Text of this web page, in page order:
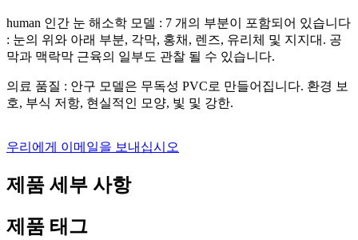
human 인간 눈 해소학 모델 : 7 개의 부분이 포함되어 있습니다
: 눈의 위와 아래 부분, 각막, 홍채, 렌즈, 유리체 및 지지대. 공
막과 맥락막 근육의 일부도 관찰 될 수 있습니다.
의료 품질 : 안구 모델은 무독성 PVC로 만들어집니다. 환경 보
호, 부식 저항, 현실적인 모양, 빛 및 강한.
우리에게 이메일을 보내십시오
제품 세부 사항
제품 태그